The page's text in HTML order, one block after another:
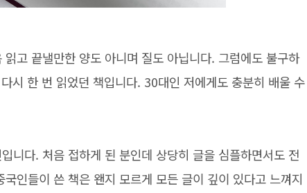
고 끝낼만한 양도 아니며 질도 아닙니다. 그럼에도 불구하
시 한 번 읽었던 책입니다. 30대인 저에게도 충분히 배울 수
니다. 처음 접하게 된 분인데 상당히 글을 심플하면서도 전
인들이 쓴 책은 왠지 모르게 모든 글이 깊이 있다고 느껴지